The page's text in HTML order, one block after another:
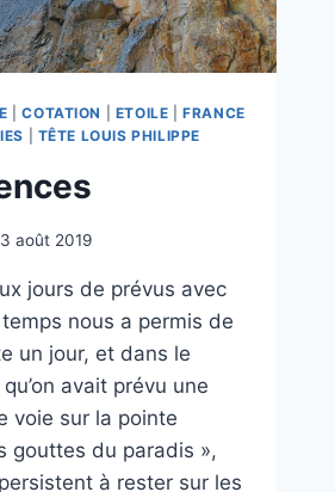
|COTATION ETOILE |FRANCE
TÊTE LOUIS PHILIPPE
août 2019
jours de prévus avec
nous a permis de
un jour, et dans le
avait prévu une
voie sur la pointe
gouttes du paradis »,
à rester sur les